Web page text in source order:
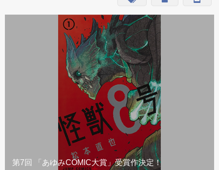
第7回 「あゆみCOMIC大賞」受賞作決定！